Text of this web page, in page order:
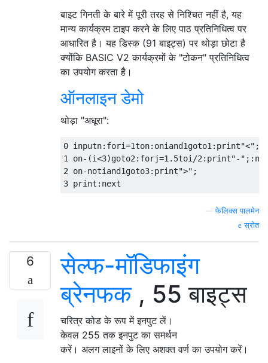
बाइट गिनती के बारे में पूरी तरह से निश्चित नहीं है, यह
मान्य कार्यक्रम टाइप करने के लिए पाठ प्रतिनिधित्व पर
आधारित है। यह डिस्क (91 बाइट्स) पर थोड़ा छोटा है
क्योंकि BASIC V2 कार्यक्रमों के "टोकन" प्रतिनिधित्व
का उपयोग करता है।
ऑनलाइन डेमो
थोड़ा "अधूरा":
0
1 on-(i<3)goto2:forj=1.5toi/2:print"-
2 on-notiand1goto3:print">";
—फेलिक्स पालमेन
स्रोत
6
सेल्फ-मॉडिफाइंग
ब्रेनफक, 55 बाइट्स
चरित्र कोड के रूप में इनपुट लें।
केवल 255 तक इनपुट का समर्थन
करें। अलग लाइनों के लिए अशक्त वर्ण का उपयोग करें।